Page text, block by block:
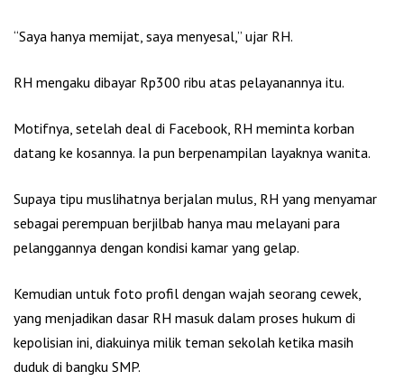
“Saya hanya memijat, saya menyesal,” ujar RH.
RH mengaku dibayar Rp300 ribu atas pelayanannya itu.
Motifnya, setelah deal di Facebook, RH meminta korban
datang ke kosannya. Ia pun berpenampilan layaknya wanita.
Supaya tipu muslihatnya berjalan mulus, RH yang menyamar
sebagai perempuan berjilbab hanya mau melayani para
pelanggannya dengan kondisi kamar yang gelap.
Kemudian untuk foto profil dengan wajah seorang cewek,
yang menjadikan dasar RH masuk dalam proses hukum di
kepolisian ini, diakuinya milik teman sekolah ketika masih
duduk di bangku SMP.